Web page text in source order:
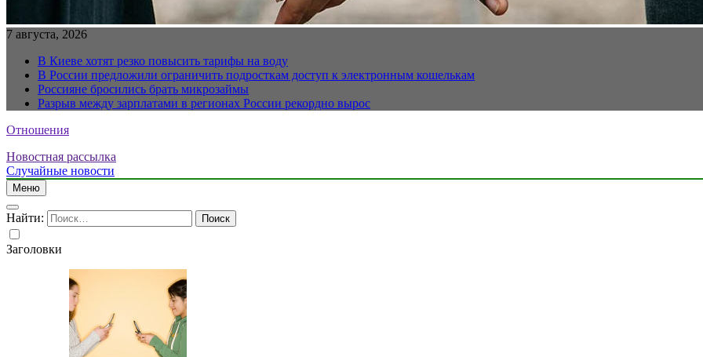
7 августа, 2026
В Киеве хотят резко повысить тарифы на воду
В России предложили ограничить подросткам доступ к электронным кошелькам
Россияне бросились брать микрозаймы
Разрыв между зарплатами в регионах России рекордно вырос
Отношения
Новостная рассылка
Случайные новости
Меню
Найти:
Заголовки